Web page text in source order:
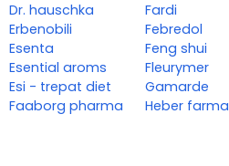
Dr. hauschka
Erbenobili
Esenta
Esential aroms
Esi - trepat diet
Faaborg pharma
Fardi
Febredol
Feng shui
Fleurymer
Gamarde
Heber farma